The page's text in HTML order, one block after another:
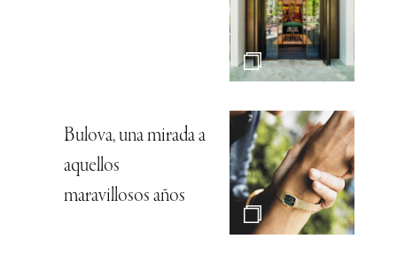
Bulova, una mirada a
aquellos
maravillosos años